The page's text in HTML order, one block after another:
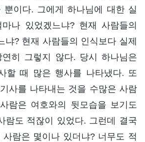
뿐이다. 그에게 하나님에 대한 실
나 있었겠느냐? 현재 사람들의
냐? 현재 사람들의 인식보다 실제
연히 그렇지 않다. 당시 하나님은
할 때 많은 행사를 나타냈다. 또
사를 나타내는 것을 수많은 사람
람은 여호와의 뒷모습을 보기도
람도 적잖이 있었다. 그런데 결국
람은 몇이나 있더냐? 너무도 적